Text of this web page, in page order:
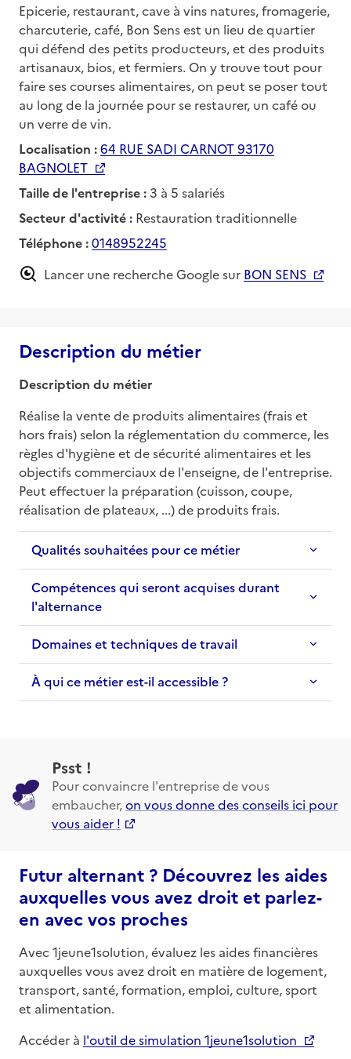
Epicerie, restaurant, cave à vins natures, fromagerie,
charcuterie, café, Bon Sens est un lieu de quartier
qui défend des petits producteurs, et des produits
artisanaux, bios, et fermiers. On y trouve tout pour
faire ses courses alimentaires, on peut se poser tout
au long de la journée pour se restaurer, un café ou
un verre de vin.
Localisation :64 RUE SADI CARNOT 93170
BAGNOLET
Taille de l'entreprise : 3 à 5 salariés
Secteur d'activité : Restauration traditionnelle
Téléphone :0148952245
Lancer une recherche Google sur BON SENS
Description du métier
Description du métier
Réalise la vente de produits alimentaires (frais et
hors frais) selon la réglementation du commerce, les
règles d'hygiène et de sécurité alimentaires et les
objectifs commerciaux de l'enseigne, de l'entreprise.
Peut effectuer la préparation (cuisson, coupe,
réalisation de plateaux, ...) de produits frais.
Qualités souhaitées pour ce métier
Compétences qui seront acquises durant
l'alternance
Domaines et techniques de travail
À qui ce métier est-il accessible ?
Psst !
Pour convaincre l'entreprise de vous
embaucher,on vous donne des conseils ici pour
vous aider !
Futur alternant ? Découvrez les aides
auxquelles vous avez droit et parlez-
en avec vos proches
Avec 1jeune1solution, évaluez les aides financières
auxquelles vous avez droit en matière de logement,
transport, santé, formation, emploi, culture, sport
et alimentation.
Accéder à l'outil de simulation 1jeune1solution